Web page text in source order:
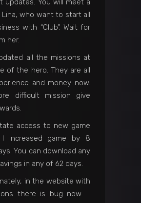
updates. You will meet a
who want to start all
with “Club”. Wait for
her.
all the missions at
of the hero. They are all
and money now.
difficult mission give
access to new game
I increased game by 8
You can download any
in any of 62 days.
in the website with
there is bug now –